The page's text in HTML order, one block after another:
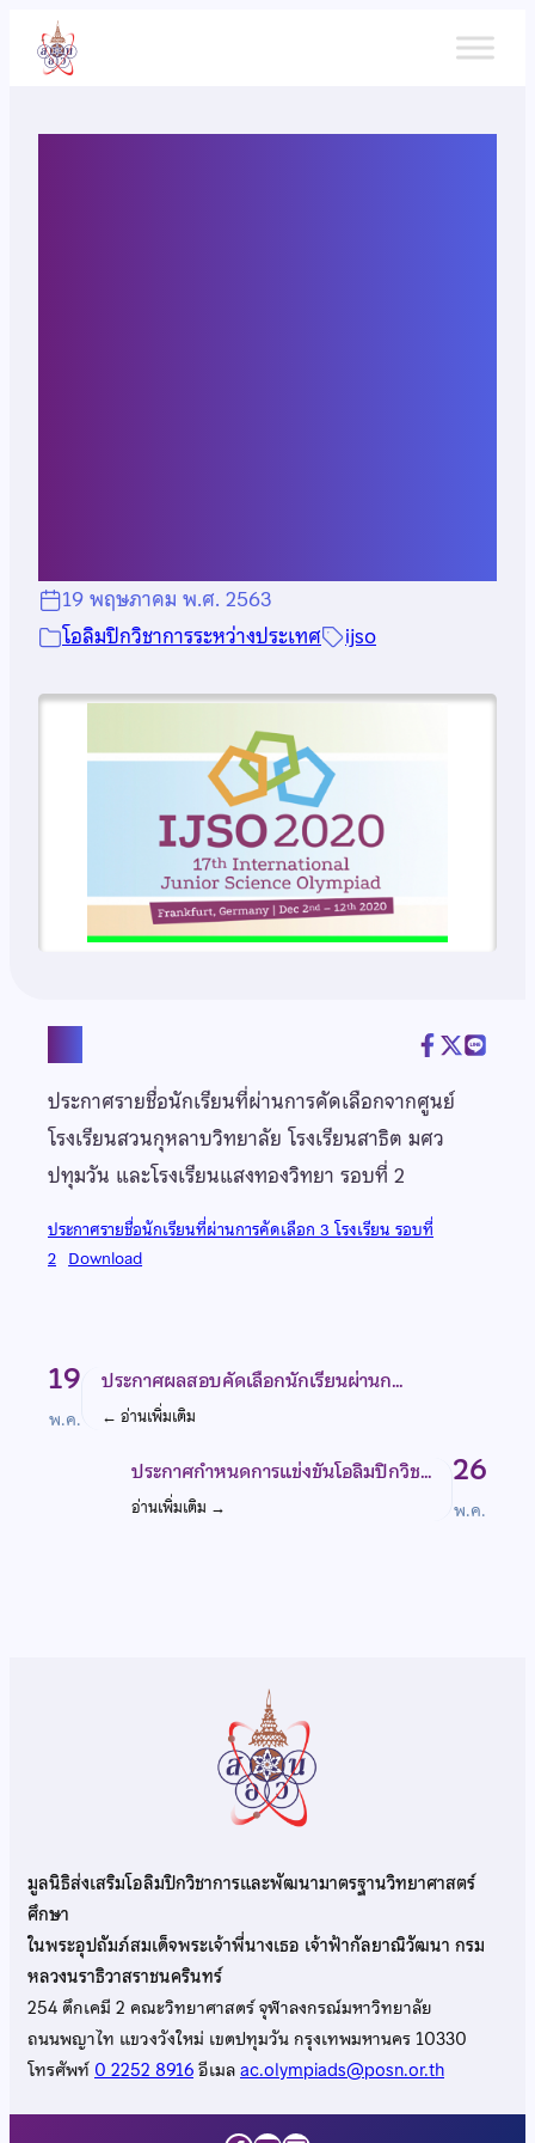
เนื้อหา
19 พฤษภาคม พ.ศ. 2563
โอลิมปิกวิชาการระหว่างประเทศ
ijso
ประกาศรายชื่อนักเรียนที่ผ่านการคัดเลือกจากศูนย์
โรงเรียนสวนกุหลาบวิทยาลัย โรงเรียนสาธิต มศว
ปทุมวัน และโรงเรียนแสงทองวิทยา รอบที่ 2
ประกาศรายชื่อนักเรียนที่ผ่านการคัดเลือก 3 โรงเรียน รอบที่
2 Download
19
พ.ค.
ประกาศผลสอบคัดเลือกนักเรียนผ่านก…
← อ่านเพิ่มเติม
26
พ.ค.
ประกาศกำหนดการแข่งขันโอลิมปิกวิช…
อ่านเพิ่มเติม →
มูลนิธิส่งเสริมโอลิมปิกวิชาการและพัฒนามาตรฐานวิทยาศาสตร์
ศึกษา
ในพระอุปถัมภ์สมเด็จพระเจ้าพี่นางเธอ เจ้าฟ้ากัลยาณิวัฒนา กรม
หลวงนราธิวาสราชนครินทร์
254 ตึกเคมี 2 คณะวิทยาศาสตร์ จุฬาลงกรณ์มหาวิทยาลัย
ถนนพญาไท แขวงวังใหม่ เขตปทุมวัน กรุงเทพมหานคร 10330
โทรศัพท์0 2252 8916อีเมลac.olympiads@posn.or.th